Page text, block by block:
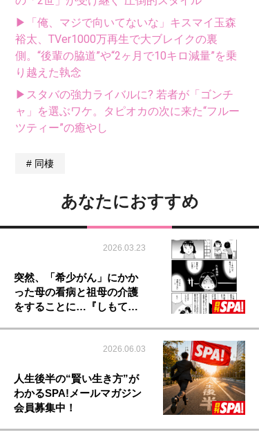
▶「俺、マジで向いてないな」キスマイ玉森
裕太、TVer1000万再生で大ブレイクの裏
側。“後輩の脇道”や“2ヶ月で10キロ減量”を乗
り越えた執念
▶スタバの強力ライバルに? 若者が「ゴンチ
ャ」を選ぶワケ。タピオカの次に来た“フルー
ツティー”の癒やし
同棲
あなたにおすすめ
2026.03.23
突然、「希少がん」にかか
った母の看病と祖母の介護
をすることに…『しもて…
2026.06.03
人生後半の“賢い生き方”が
わかるSPA!メールマガジン
会員募集中！